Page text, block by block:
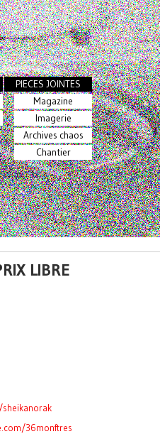
PIECES JOINTES
Magazine
Imagerie
Archives chaos
Chantier
LIBRE
36monftres